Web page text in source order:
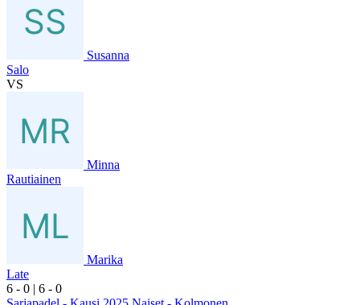
Susanna
Salo
VS
Minna
Rautiainen
Marika
Late
6 - 0 | 6 - 0